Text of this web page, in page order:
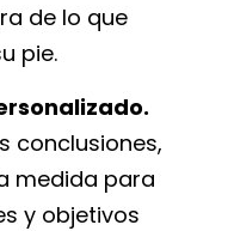
de lo que
pie.
conclusiones,
medida para
y objetivos